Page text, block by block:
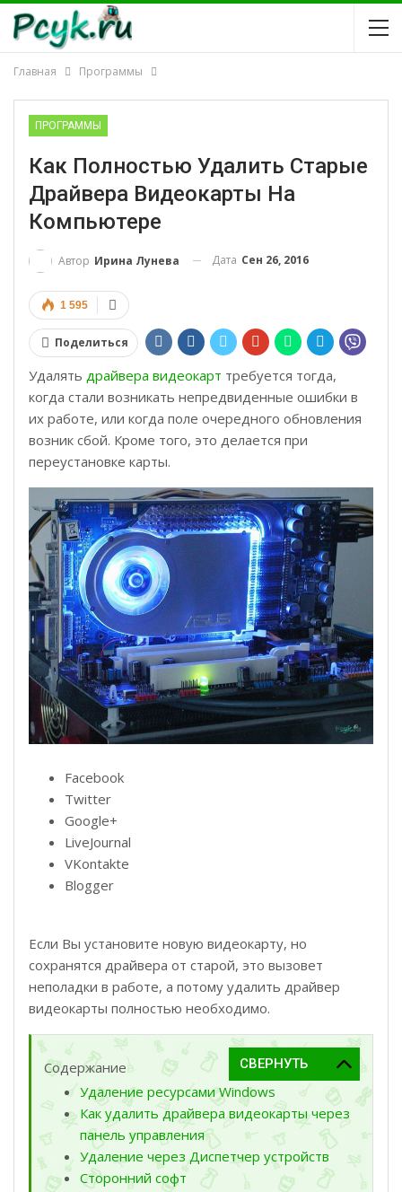
Главная Программы
ПРОГРАММЫ
Как Полностью Удалить Старые
Драйвера Видеокарты На
Компьютере
Автор Ирина Лунева Дата Сен 26, 2016
1 595
Поделиться
Удалять драйвера видеокарт требуется тогда,
когда стали возникать непредвиденные ошибки в
их работе, или когда поле очередного обновления
возник сбой. Кроме того, это делается при
переустановке карты.
Facebook
Twitter
Google+
LiveJournal
VKontakte
Blogger
Если Вы установите новую видеокарту, но
сохранятся драйвера от старой, это вызовет
неполадки в работе, а потому удалить драйвер
видеокарты полностью необходимо.
Содержание
Удаление ресурсами Windows
Как удалить драйвера видеокарты через
панель управления
Удаление через Диспетчер устройств
Сторонний софт